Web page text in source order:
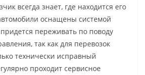
всегда знает, где находится его
оснащены системой
переживать по поводу
так как для перевозок
технически исправный
проходит сервисное